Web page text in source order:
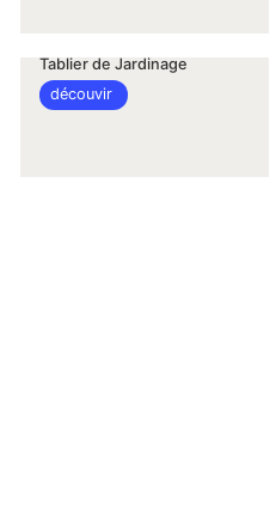
Tablier de Jardinage
découvir